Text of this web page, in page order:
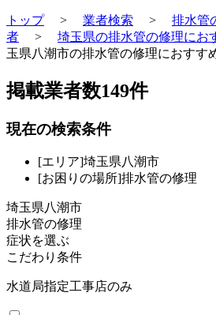
トップ> 業者検索 > 排水管
者 > 埼玉県の排水管の修理にお
玉県八潮市の排水管の修理におすす
掲載業者数149件
現在の検索条件
[エリア]埼玉県八潮市
[お困りの場所]排水管の修理
埼玉県八潮市
排水管の修理
症状を選ぶ
こだわり条件
水道局指定工事店のみ